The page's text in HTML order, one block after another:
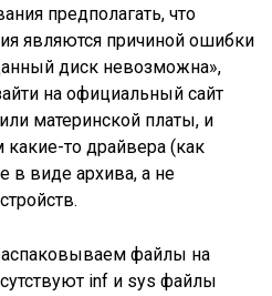
предполагать, что
являются причиной ошибки
диск невозможна»,
на официальный сайт
материнской платы, и
какие-то драйвера (как
в виде архива, а не
файлы на
inf и sys файлы